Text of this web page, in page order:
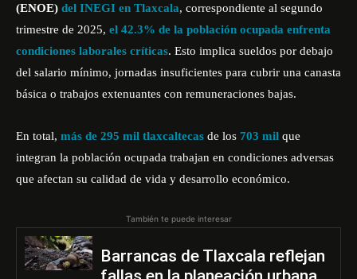
(ENOE) del INEGI en Tlaxcala, correspondiente al segundo
trimestre de 2025, el 42.3% de la población ocupada enfrenta
condiciones laborales críticas. Esto implica sueldos por debajo
del salario mínimo, jornadas insuficientes para cubrir una canasta
básica o trabajos extenuantes con remuneraciones bajas.
En total, más de 295 mil tlaxcaltecas de los 703 mil que
integran la población ocupada trabajan en condiciones adversas
que afectan su calidad de vida y desarrollo económico.
También te puede interesar
Barrancas de Tlaxcala reflejan